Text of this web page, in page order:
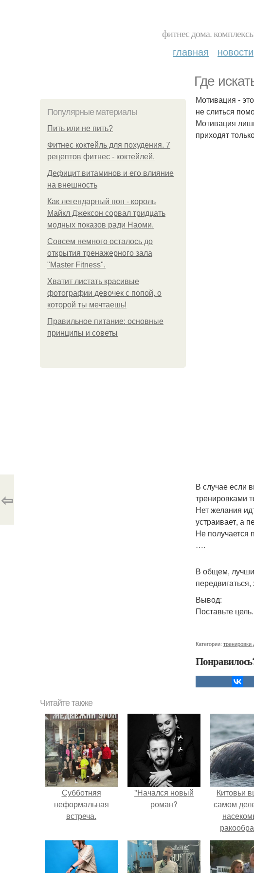
фитнес дома.
главная новости
Где
Популярные материалы
Пить или не пить?
Фитнес коктейль для похудения. 7
рецептов фитнес - коктейлей.
Дефицит витаминов и его влияние
на внешность
Как легендарный поп - король
Майкл Джексон сорвал тридцать
модных показов ради Наоми.
Совсем немного осталось до
открытия тренажерного зала
"Master Fitness".
Хватит листать красивые
фотографии девочек с попой, о
которой ты мечтаешь!
Правильное питание: основные
принципы и советы
Мотивация -
не слиться
Мотивация
приходят
В случае если
тренировками
Нет желания
устраивает, а
Не получается
….
В общем,
Вывод:
Поставьте
Категории:
⇦
Читайте также
Субботняя
неформальная
встреча.
"Начался новый
роман?
Китовьи
самом